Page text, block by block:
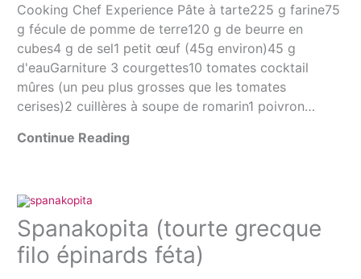
Cooking Chef Experience Pâte à tarte225 g farine75
g fécule de pomme de terre120 g de beurre en
cubes4 g de sel1 petit œuf (45g environ)45 g
d'eauGarniture 3 courgettes10 tomates cocktail
mûres (un peu plus grosses que les tomates
cerises)2 cuillères à soupe de romarin1 poivron…
Continue Reading
Spanakopita (tourte grecque
filo épinards féta)